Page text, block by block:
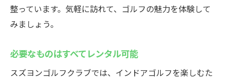
整っています。気軽に訪れて、ゴルフの魅力を体験して
みましょう。
必要なものはすべてレンタル可能
スズヨンゴルフクラブでは、インドアゴルフを楽しむた